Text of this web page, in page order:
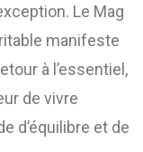
Le Mag
manifeste
à l’essentiel,
de vivre
d’équilibre et de